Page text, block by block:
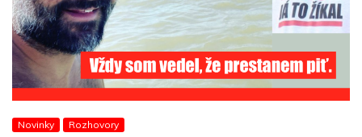
Novinky Rozhovory